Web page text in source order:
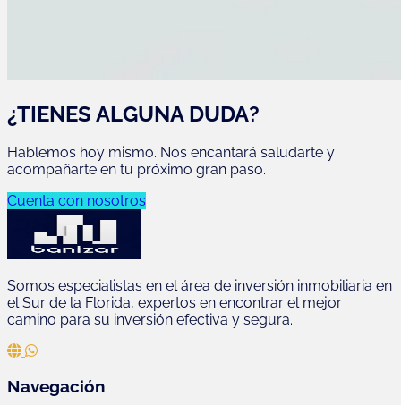
¿TIENES ALGUNA DUDA?
Hablemos hoy mismo. Nos encantará saludarte y
acompañarte en tu próximo gran paso.
Cuenta con nosotros
Somos especialistas en el área de inversión inmobiliaria en
el Sur de la Florida, expertos en encontrar el mejor
camino para su inversión efectiva y segura.
Navegación